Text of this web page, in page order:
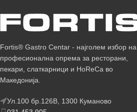
Fortis® Gastro Centar - најголем избор на
професионална опрема за ресторани,
пекари, слаткарници и HoReCa во
Македонија.
Ул.100 бр.126В, 1300 Куманово